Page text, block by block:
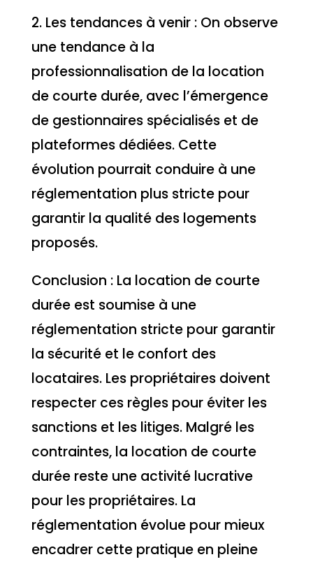
2. Les tendances à venir : On observe
une tendance à la
professionnalisation de la location
de courte durée, avec l’émergence
de gestionnaires spécialisés et de
plateformes dédiées. Cette
évolution pourrait conduire à une
réglementation plus stricte pour
garantir la qualité des logements
proposés.
Conclusion : La location de courte
durée est soumise à une
réglementation stricte pour garantir
la sécurité et le confort des
locataires. Les propriétaires doivent
respecter ces règles pour éviter les
sanctions et les litiges. Malgré les
contraintes, la location de courte
durée reste une activité lucrative
pour les propriétaires. La
réglementation évolue pour mieux
encadrer cette pratique en pleine